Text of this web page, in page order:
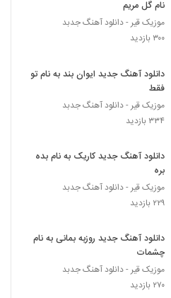
آهنگ نیما حصاری حس لعنتی
زیبای دوباره برگرد از سعید ساسانی
سورم از مجتبی شاه علی
آهنگ حرف حرف خودته از محمدرضا
آهنگ جدید و زیبای ایمان سلطانی با نام
نام گل مریم
موزیک قیر - دانلود آهنگ جدبد
۳۰۰ بازدید
دانلود آهنگ جدید ایوان بند به نام تو
فقط
موزیک قیر - دانلود آهنگ جدبد
۳۳۴ بازدید
دانلود آهنگ جدید کاریک به نام بده
بره
موزیک قیر - دانلود آهنگ جدبد
۲۲۹ بازدید
دانلود آهنگ جدید روزبه بمانی به نام
چشمات
موزیک قیر - دانلود آهنگ جدبد
۲۷۰ بازدید